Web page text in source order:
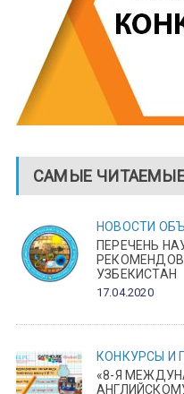
САМЫЕ
НОВОСТИ
ПЕРЕЧЕНЬ
УЗБЕКИСТАН
17.04.2020
КОНКУРСЫ И
«8-Я